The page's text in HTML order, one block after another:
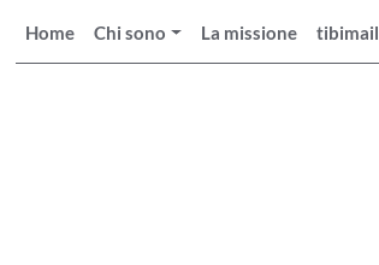
Home Chi sono La missione tibimail